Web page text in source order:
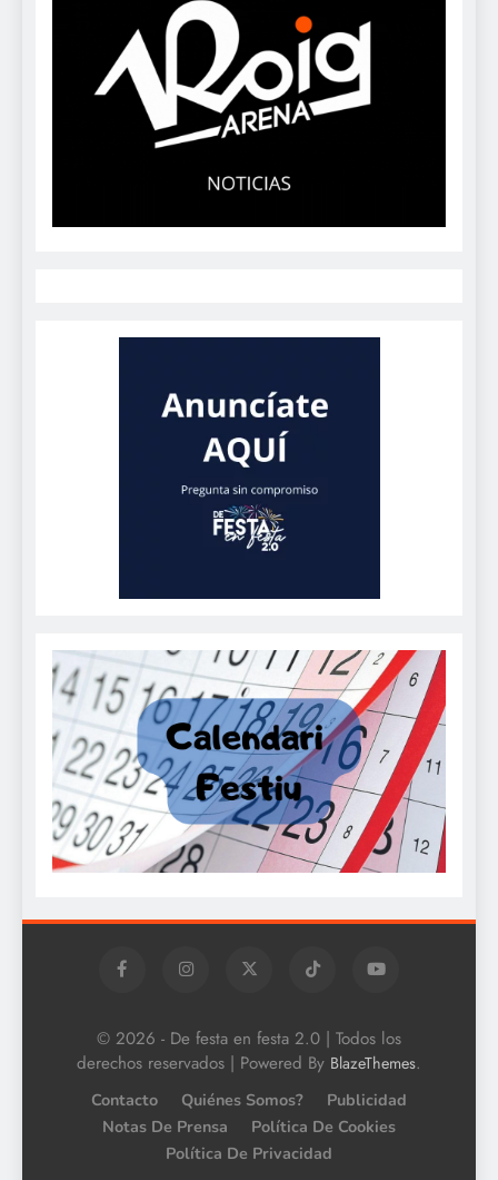
© 2026 - De festa en festa 2.0 | Todos los
derechos reservados | Powered By BlazeThemes.
Contacto Quiénes Somos?
Publicidad
Notas De Prensa
Política De Cookies
Política De Privacidad